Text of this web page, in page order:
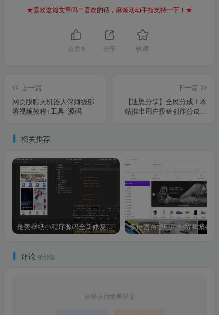
★喜欢这篇文章吗？喜欢的话，麻烦动动手指支持一下！★
点赞 8 分享 收藏
上一篇
网页版聊天机器人保姆级部
署视频教程+工具+源码
下一篇
【迪思分享】全民分成！本
站推出用户投稿创作分成模
相关推荐
最美壁纸小程序源码全新修复版，带激励广告
评论 抢沙发
请登录后发表评论